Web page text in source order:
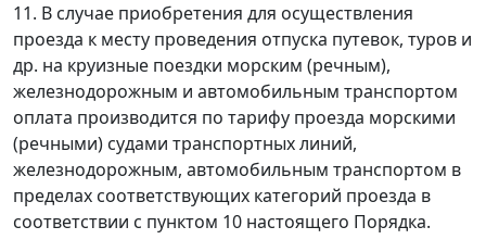
11. В случае приобретения для осуществления
проезда к месту проведения отпуска путевок, туров и
др. на круизные поездки морским (речным),
железнодорожным и автомобильным транспортом
оплата производится по тарифу проезда морскими
(речными) судами транспортных линий,
железнодорожным, автомобильным транспортом в
пределах соответствующих категорий проезда в
соответствии с пунктом 10 настоящего Порядка.